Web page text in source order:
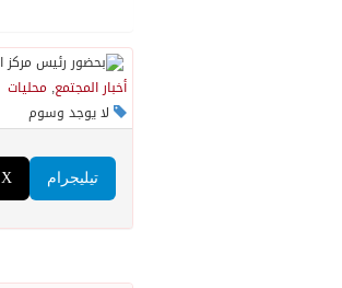
أخبار المجتمع, محليات
لا يوجد وسوم
X تيليجرام